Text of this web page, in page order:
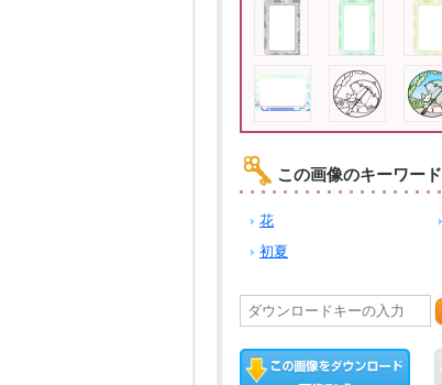
この画像のキーワード
花
初夏